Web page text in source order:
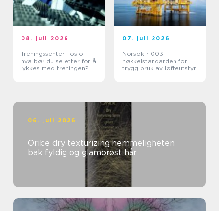
08. juli 2026
Treningssenter i oslo:
hva bør du se etter for å
lykkes med treningen?
07. juli 2026
Norsok r 003
nøkkelstandarden for
trygg bruk av løfteutstyr
06. juli 2026
Oribe dry texturizing hemmeligheten
bak fyldig og glamorøst hår